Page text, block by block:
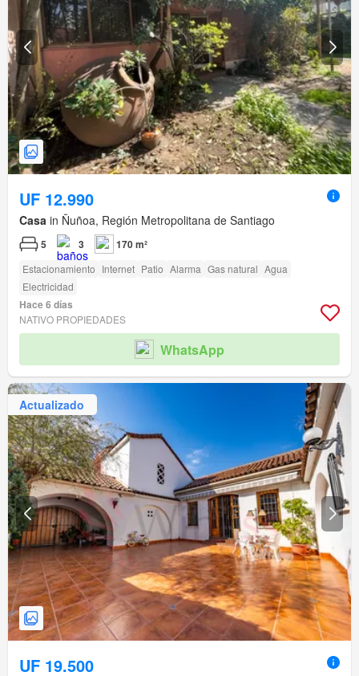
UF 12.990
Casa in Ñuñoa, Región Metropolitana de Santiago
5 3 170 m²
Estacionamiento Internet Patio Alarma Gas natural Agua
Electricidad
Hace 6 días
NATIVO PROPIEDADES
WhatsApp
Actualizado
UF 19.500